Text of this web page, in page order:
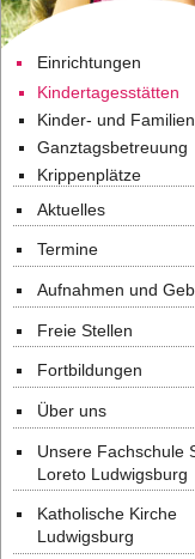
Einrichtungen
Kindertagesstätten
Kinder- und
Ganztagsbetreuung
Krippenplätze
Aktuelles
Termine
Aufnahmen und
Freie Stellen
Fortbildungen
Über uns
Unsere Fachschule
Loreto Ludwigsburg
Katholische Kirche
Ludwigsburg